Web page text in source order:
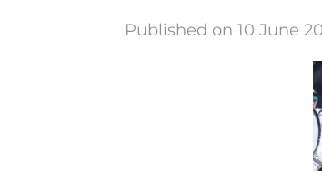
Published on 10 June